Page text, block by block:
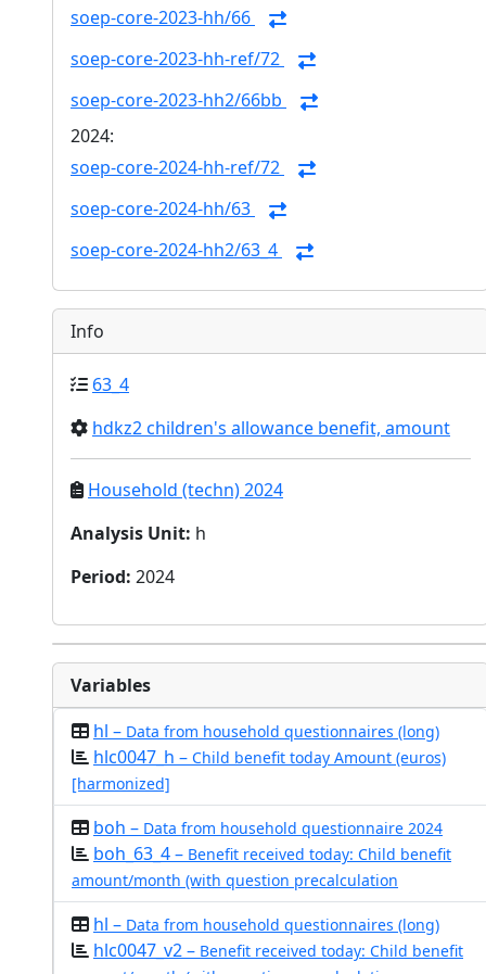
soep-core-2023-hh/66
soep-core-2023-hh-ref/72
soep-core-2023-hh2/66bb
2024:
soep-core-2024-hh-ref/72
soep-core-2024-hh/63
soep-core-2024-hh2/63_4
Info
63_4
hdkz2 children's allowance benefit, amount
Household (techn) 2024
Analysis Unit: h
Period: 2024
Variables
hl – Data from household questionnaires (long)
hlc0047_h – Child benefit today Amount (euros)
[harmonized]
boh – Data from household questionnaire 2024
boh_63_4 – Benefit received today: Child benefit
amount/month (with question precalculation
hl – Data from household questionnaires (long)
hlc0047_v2 – Benefit received today: Child benefit